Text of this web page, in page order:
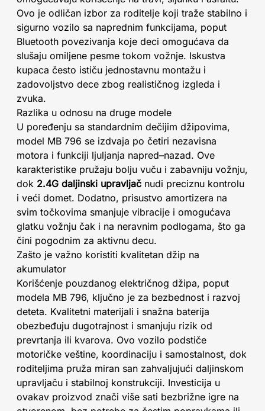
Ovo je odličan izbor za roditelje koji traže stabilno i
sigurno vozilo sa naprednim funkcijama, poput
Bluetooth povezivanja koje deci omogućava da
slušaju omiljene pesme tokom vožnje. Iskustva
kupaca često ističu jednostavnu montažu i
zadovoljstvo dece zbog realističnog izgleda i
zvuka.
Razlika u odnosu na druge modele
U poređenju sa standardnim dečijim džipovima,
model MB 796 se izdvaja po četiri nezavisna
motora i funkciji ljuljanja napred–nazad. Ove
karakteristike pružaju bolju vuču i zabavniju vožnju,
dok 2.4G daljinski upravljač nudi preciznu kontrolu
i veći domet. Dodatno, prisustvo amortizera na
svim točkovima smanjuje vibracije i omogućava
glatku vožnju čak i na neravnim podlogama, što ga
čini pogodnim za aktivnu decu.
Zašto je važno koristiti kvalitetan džip na
akumulator
Korišćenje pouzdanog električnog džipa, poput
modela MB 796, ključno je za bezbednost i razvoj
deteta. Kvalitetni materijali i snažna baterija
obezbeđuju dugotrajnost i smanjuju rizik od
prevrtanja ili kvarova. Ovo vozilo podstiče
motoričke veštine, koordinaciju i samostalnost, dok
roditeljima pruža miran san zahvaljujući daljinskom
upravljaču i stabilnoj konstrukciji. Investicija u
ovakav proizvod znači više sati bezbrižne igre na